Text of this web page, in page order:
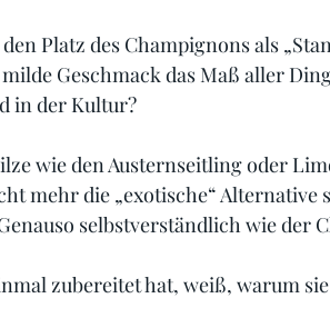
Platz des Champignons als
Geschmack das Maß aller
in der Kultur?
wie den Austernseitling oder
mehr die „exotische“ Alternative
selbstverständlich wie der
zubereitet hat, weiß, warum